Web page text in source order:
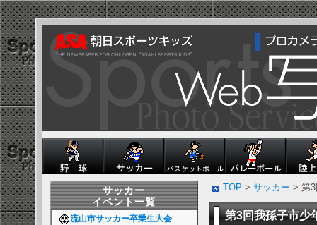
サッカー
イベント一覧
流山市サッカー卒業生大会
TOP > サッカー > 第
第3回我孫子市少